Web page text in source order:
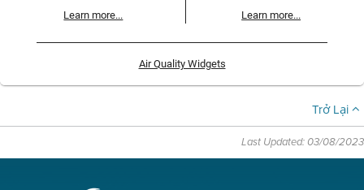
Learn more... Learn more...
Air Quality Widgets
Trở Lại
Last Updated: 03/08/2023